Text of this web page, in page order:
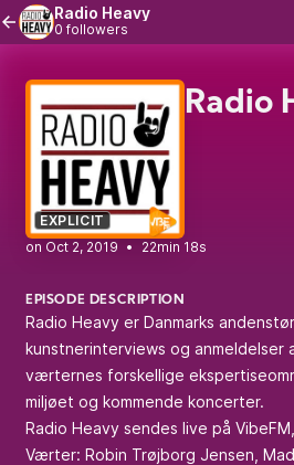
Radio Heavy
0 followers
EXPLICIT
Radio
• 22min 18s
EPISODE DESCRIPTION
Radio Heavy er Danmarks
kunstnerinterviews og
værternes forskellige
miljøet og kommende koncerter.
Radio Heavy sendes live på
Værter: Robin Trøjborg Jensen,